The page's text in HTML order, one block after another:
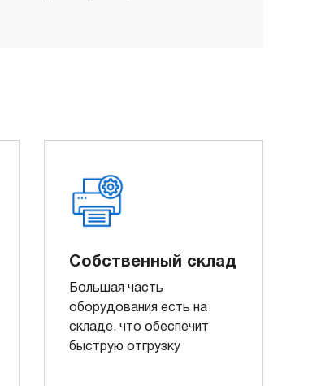
Собственный склад
Большая часть
оборудования есть на
складе, что обеспечит
быструю отгрузку